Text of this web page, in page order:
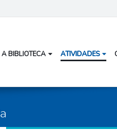
A BIBLIOTECA ATIVIDADES
a